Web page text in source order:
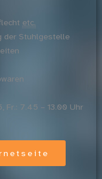
etc.
der Stuhlgestelle
Fr.: 7.45 – 13.00 Uhr